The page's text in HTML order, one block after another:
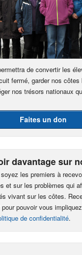
de convertir les
fermé, garder nos côtes
nos trésors nationaux
Faites un don
davantage sur
les premiers à
et sur les problèmes qui
vivant sur les côtes.
pouvoir vous
de confidentialité.